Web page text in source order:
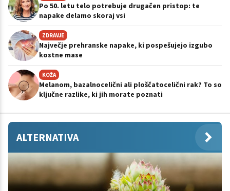
Po 50. letu telo potrebuje drugačen pristop: te
napake delamo skoraj vsi
ZDRAVJE
Največje prehranske napake, ki pospešujejo izgubo
kostne mase
KOŽA
Melanom, bazalnocelični ali ploščatocelični rak? To so
ključne razlike, ki jih morate poznati
ALTERNATIVA